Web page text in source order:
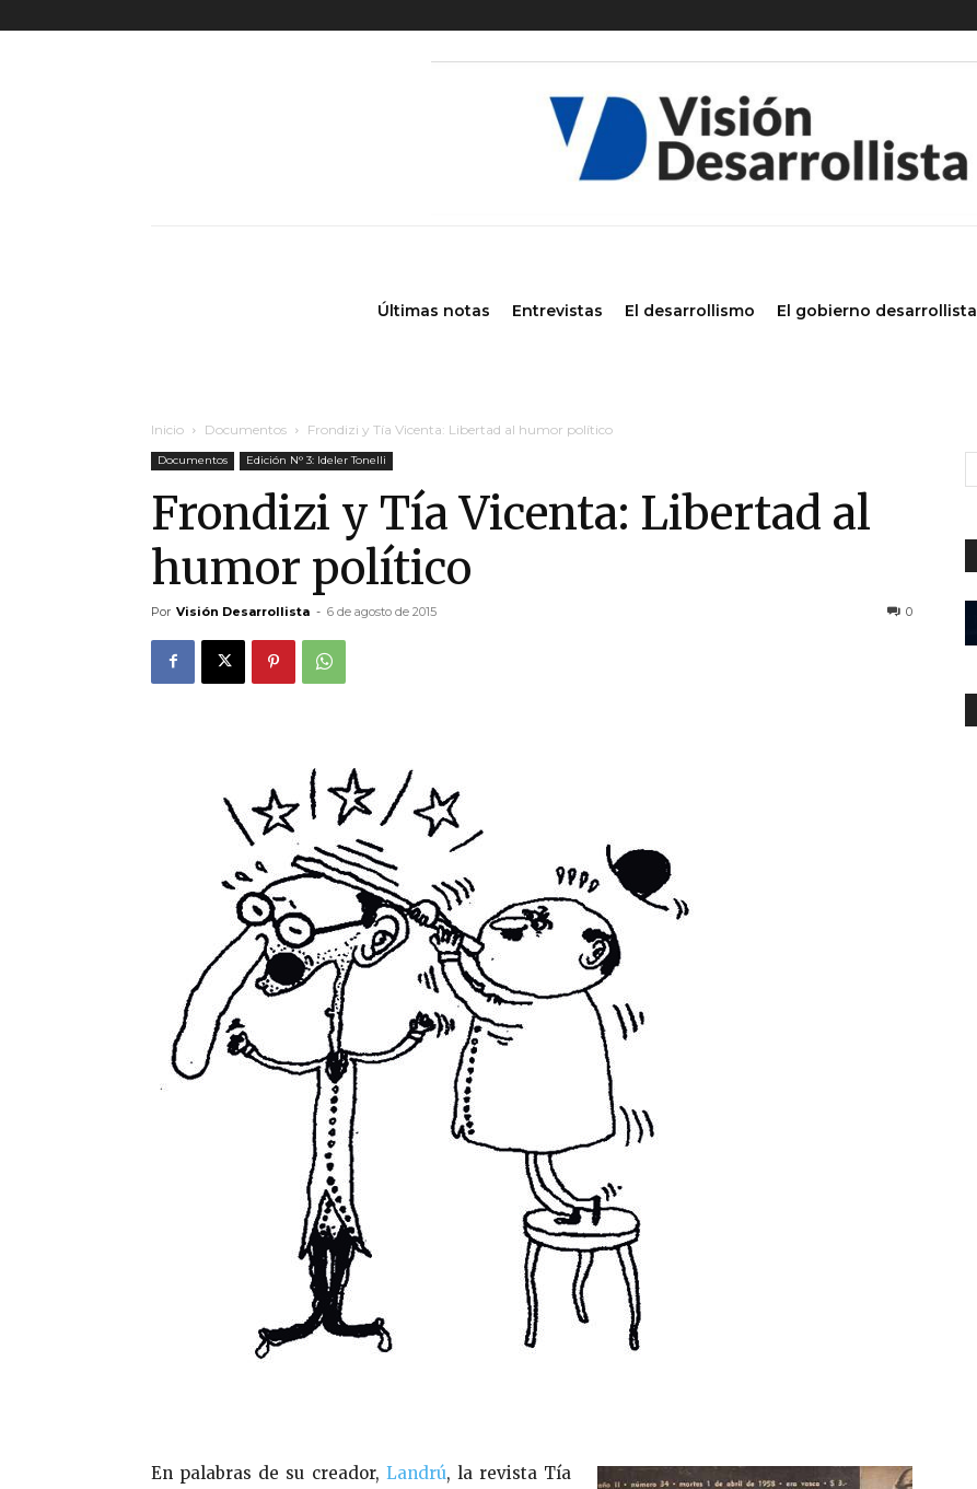
Últimas notas Entrevistas El desarrollismo El gobierno desarrollista
Inicio Documentos Frondizi y Tía Vicenta: Libertad al humor político
Documentos Edición N° 3: Ideler Tonelli
Frondizi y Tía Vicenta: Libertad al
humor político
Por Visión Desarrollista - 6 de agosto de 2015 0
En palabras de su creador, Landrú, la revista Tía